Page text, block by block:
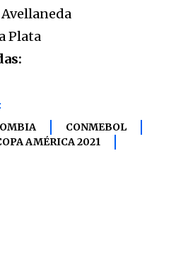
Plata
CONMEBOL
AMÉRICA 2021